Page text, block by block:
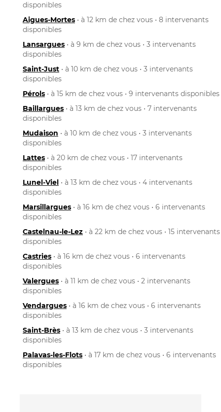
disponibles
Aigues-Mortes • à 12 km de chez vous • 8 intervenants
disponibles
Lansargues • à 9 km de chez vous • 3 intervenants
disponibles
Saint-Just • à 10 km de chez vous • 3 intervenants
disponibles
Pérols • à 15 km de chez vous • 9 intervenants disponibles
Baillargues • à 13 km de chez vous • 7 intervenants
disponibles
Mudaison • à 10 km de chez vous • 3 intervenants
disponibles
Lattes • à 20 km de chez vous • 17 intervenants
disponibles
Lunel-Viel • à 13 km de chez vous • 4 intervenants
disponibles
Marsillargues • à 16 km de chez vous • 6 intervenants
disponibles
Castelnau-le-Lez • à 22 km de chez vous • 15 intervenants
disponibles
Castries • à 16 km de chez vous • 6 intervenants
disponibles
Valergues • à 11 km de chez vous • 2 intervenants
disponibles
Vendargues • à 16 km de chez vous • 6 intervenants
disponibles
Saint-Brès • à 13 km de chez vous • 3 intervenants
disponibles
Palavas-les-Flots • à 17 km de chez vous • 6 intervenants
disponibles